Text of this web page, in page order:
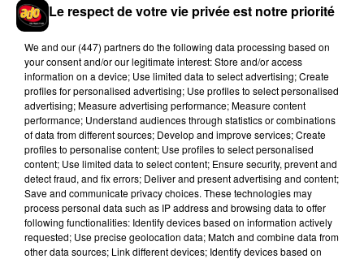
Hip-Hop News
7 août 2026
Brent Faiyaz a le cœur brisé dans son
nouveau clip
7 août 2026
Rihanna de retour en studio ? A$AP
Rocky relance l'espoir des fans
Le respect de votre vie privée est notre priorité
We and our (447) partnersdo the following data processing based on
your consent and/or our legitimate interest: Store and/or access
information on a device; Use limited data to select advertising; Create
profiles for personalised advertising; Use profiles to select personalised
advertising; Measure advertising performance; Measure content
performance; Understand audiences through statistics or combinations
of data from different sources; Develop and improve services; Create
profiles to personalise content; Use profiles to select personalised
content; Use limited data to select content; Ensure security, prevent and
detect fraud, and fix errors; Deliver and present advertising and content;
Save and communicate privacy choices. These technologies may
process personal data such as IP address and browsing data to offer
following functionalities: Identify devices based on information actively
requested; Use precise geolocation data; Match and combine data from
other data sources; Link different devices; Identify devices based on